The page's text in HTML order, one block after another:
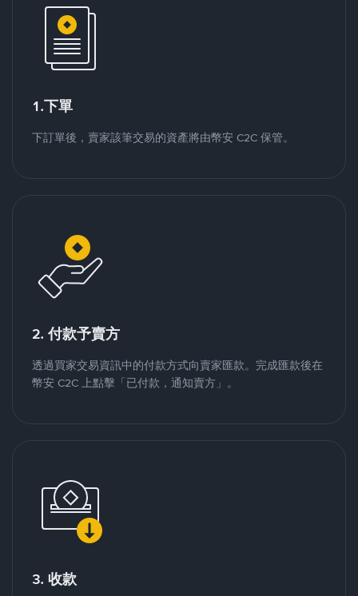
1.下單
下訂單後，賣家該筆交易的資產將由幣安 C2C 保管。
2. 付款予賣方
透過買家交易資訊中的付款方式向賣家匯款。完成匯款後在
幣安 C2C 上點擊「已付款，通知賣方」。
3. 收款